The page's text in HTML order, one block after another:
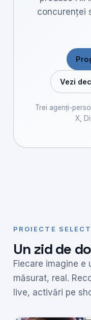
concurenței
Vezi
Trei agenți-
X,
PROIECTE
Un zid de
Fiecare imagine
măsurat, real.
live, activări pe